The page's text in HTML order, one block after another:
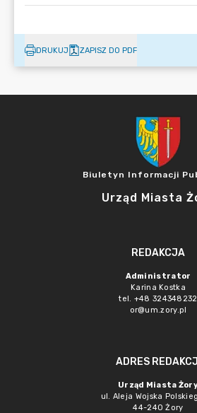
DRUKUJ ZAPISZ DO PDF
Biuletyn Informacji
Urząd Miasta
REDAKCJA
Administrator
Karina Kostka
tel. +48 324348232
or@um.zory.pl
ADRES REDAKCJI
Urząd Miasta
ul. Aleja Wojska
44-240 Żory